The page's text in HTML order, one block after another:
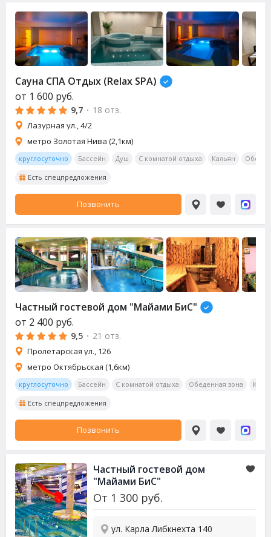
Сауна СПА Отдых (Relax SPA)
от 1 600 руб.
9,7 · 18 отз.
Лазурная ул., 4/2
метро Золотая Нива (2,1км)
круглосуточно Бассейн Душ С комнатой отдыха Кальян
Есть спецпредложения
Позвонить
Частный гостевой дом "Майами БиС"
от 2 400 руб.
9,5 · 21 отз.
Пролетарская ул., 126
метро Октябрьская (1,6км)
круглосуточно Бассейн С комнатой отдыха Обеденная зона
Есть спецпредложения
Позвонить
Частный гостевой дом
"Майами БиС"
От 1 300 руб.
ул. Карла Либкнехта 140